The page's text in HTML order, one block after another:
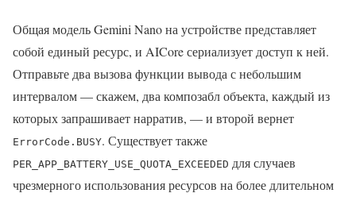
Общая модель Gemini Nano на устройстве представляет
собой единый ресурс, и AICore сериализует доступ к ней.
Отправьте два вызова функции вывода с небольшим
интервалом — скажем, два композабл объекта, каждый из
которых запрашивает нарратив, — и второй вернет
ErrorCode.BUSY. Существует также
PER_APP_BATTERY_USE_QUOTA_EXCEEDED для случаев
чрезмерного использования ресурсов на более длительном